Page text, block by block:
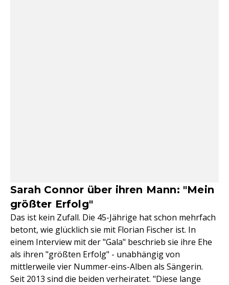
Sarah Connor über ihren Mann: "Mein
größter Erfolg"
Das ist kein Zufall. Die 45-Jährige hat schon mehrfach
betont, wie glücklich sie mit Florian Fischer ist. In
einem Interview mit der "Gala" beschrieb sie ihre Ehe
als ihren "größten Erfolg" - unabhängig von
mittlerweile vier Nummer-eins-Alben als Sängerin.
Seit 2013 sind die beiden verheiratet. "Diese lange